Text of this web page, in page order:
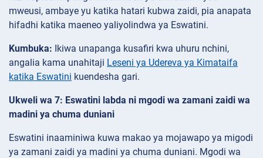
mweusi, ambaye yu katika hatari kubwa zaidi, pia anapata
hifadhi katika maeneo yaliyolindwa ya Eswatini.
Kumbuka: Ikiwa unapanga kusafiri kwa uhuru nchini,
angalia kama unahitaji Leseni ya Udereva ya Kimataifa
katika Eswatini kuendesha gari.
Ukweli wa 7: Eswatini labda ni mgodi wa zamani zaidi wa
madini ya chuma duniani
Eswatini inaaminiwa kuwa makao ya mojawapo ya migodi
ya zamani zaidi ya madini ya chuma duniani. Mgodi wa